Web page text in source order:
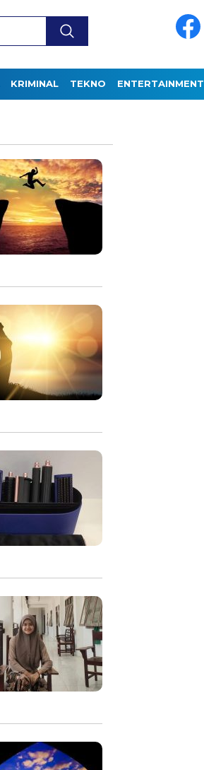
KRIMINAL TEKNO ENTERTAINMENT